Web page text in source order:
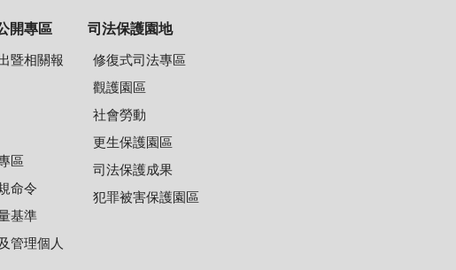
開專區
暨相關報
區
命令
基準
管理個人
司法保護園地
修復式司法專區
觀護園區
社會勞動
更生保護園區
司法保護成果
犯罪被害保護園區